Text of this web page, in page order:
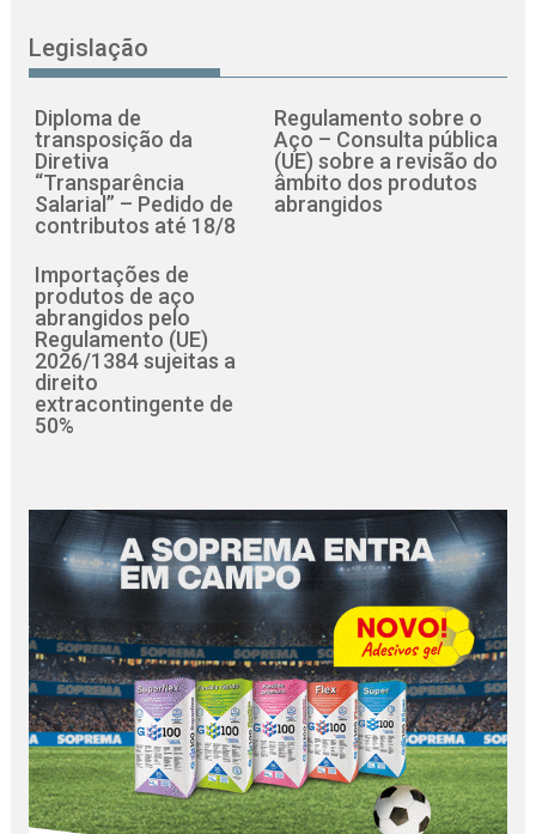
Legislação
Diploma de
transposição da
Diretiva
“Transparência
Salarial” – Pedido de
contributos até 18/8
Regulamento sobre o
Aço – Consulta pública
(UE) sobre a revisão do
âmbito dos produtos
abrangidos
Importações de
produtos de aço
abrangidos pelo
Regulamento (UE)
2026/1384 sujeitas a
direito
extracontingente de
50%